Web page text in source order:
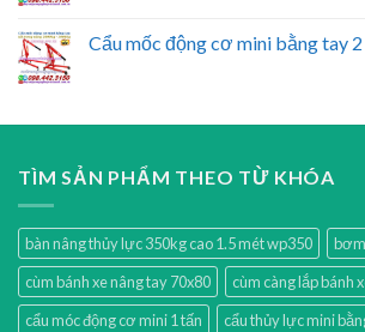
Cẩu mốc động cơ mini bằng tay
TÌM SẢN PHẨM THEO TỪ KHÓA
bàn nâng thủy lực 350kg cao 1.5 mét wp350
cùm bánh xe nâng tay 70x80
cùm càng lắp bánh
cẩu móc động cơ mini 1 tấn
cẩu thủy lực mini